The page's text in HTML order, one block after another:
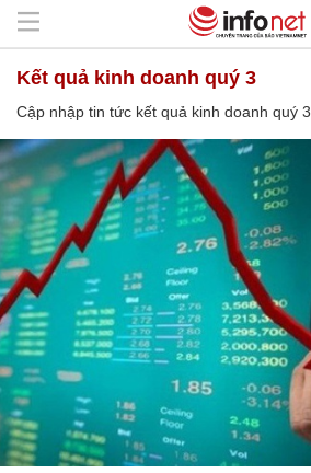
kết quả kinh doanh quý 3
Cập nhập tin tức kết quả kinh doanh quý 3